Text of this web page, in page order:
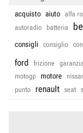
acquisto aiuto alfa
autoradio
batteria
consigli consiglio
ford frizione garanzia
motogp
motore
punto
renault seat